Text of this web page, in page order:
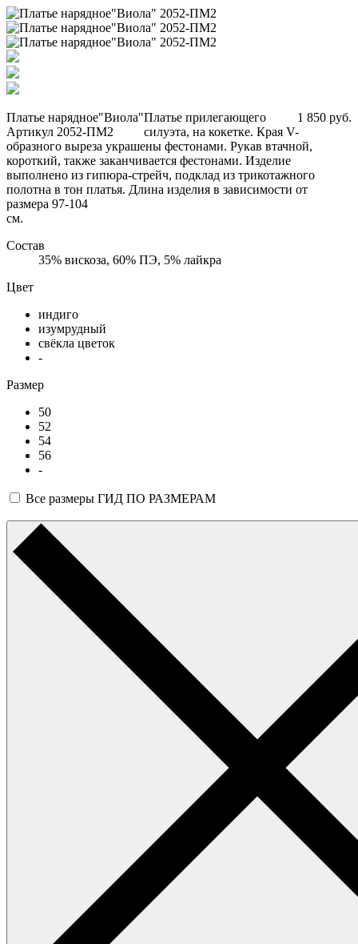
Платье нарядное"Виола"
Артикул 2052-ПМ2
1 850 руб.
Платье прилегающего
силуэта, на кокетке. Края V-
образного выреза украшены фестонами. Рукав втачной,
короткий, также заканчивается фестонами. Изделие
выполнено из гипюра-стрейч, подклад из трикотажного
полотна в тон платья. Длина изделия в зависимости от
размера 97-104
Состав
35% вискоза, 60% ПЭ, 5% лайкра
Цвет
индиго
изумрудный
свёкла цветок
-
Размер
50
52
54
56
-
Все размеры ГИД ПО РАЗМЕРАМ